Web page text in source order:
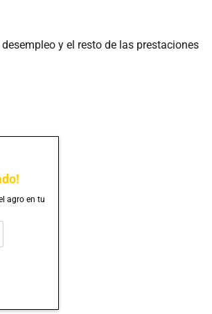
y el resto de las prestaciones
agro en tu